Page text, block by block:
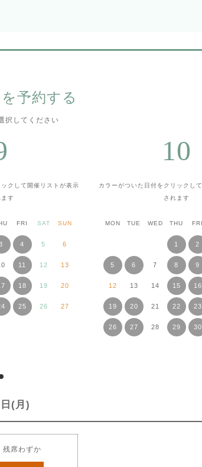
予約する
択してください
クして 開催リストが表示
ます
FRI SAT SUN
4 5 6
11 12 13
18 19 20
25 26 27
10
カラーがついた日付をクリックして
されます
MON TUE WED THU FRI
1 2
5 6 7 8 9
12 13 14 15 16
19 20 21 22 23
26 27 28 29 30
(月)
席わずか